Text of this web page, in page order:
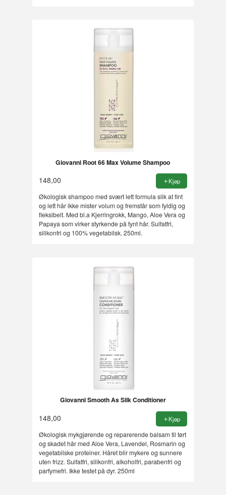
Giovanni Root 66 Max Volume Shampoo
148,00 Kjøp
Økologisk shampoo med svært lett formula slik at fint
og lett hår ikke mister volum og fremstår som fyldig og
fleksibelt. Med bl.a Kjerringrokk, Mango, Aloe Vera og
Papaya som virker styrkende på tynt hår. Sulfatfri,
silikonfri og 100% vegetabilsk. 250ml.
Giovanni Smooth As Silk Conditioner
148,00 Kjøp
Økologisk mykgjørende og reparerende balsam til tørt
og skadet hår med Aloe Vera, Lavendel, Rosmarin og
vegetabilske proteiner. Håret blir mykere og sunnere
uten frizz. Sulfatfri, silikonfri, alkoholfri, parabenfri og
parfymefri. Ikke testet på dyr. 250ml